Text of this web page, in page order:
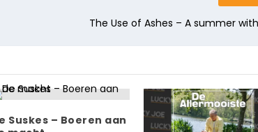
The Use of Ashes – A summer
Suskes – Boeren aan